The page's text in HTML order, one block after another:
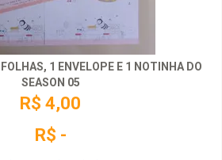
1 ENVELOPE E 1 NOTINHA DO
SEASON 05
R$ 4,00
R$ -